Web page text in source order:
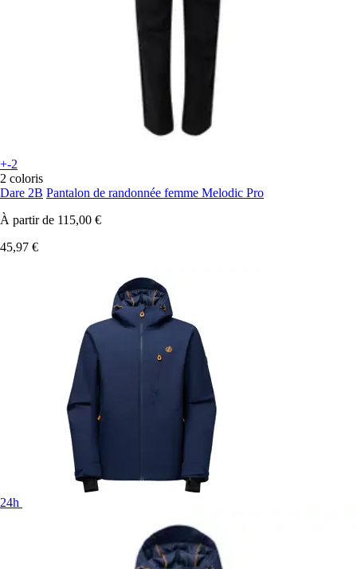
+-2
2 coloris
Dare 2B Pantalon de randonnée femme Melodic Pro
À partir de 115,00 €
45,97 €
24h